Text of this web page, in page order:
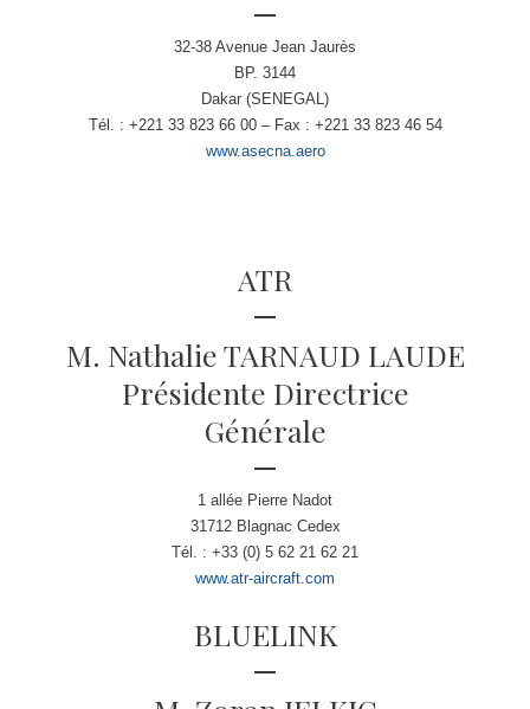
32-38 Avenue Jean Jaurès
BP. 3144
Dakar (SENEGAL)
Tél. : +221 33 823 66 00 – Fax : +221 33 823 46 54
www.asecna.aero
ATR
M. Nathalie TARNAUD LAUDE
Présidente Directrice
Générale
1 allée Pierre Nadot
31712 Blagnac Cedex
Tél. : +33 (0) 5 62 21 62 21
www.atr-aircraft.com
BLUELINK